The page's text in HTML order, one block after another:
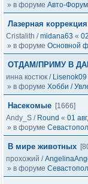
» в форуме Авто-Форум
Лазерная
Cristalith /midana63 «
» в форуме Основной
ОТДАМ/ПРИМУ В
инна костюк / Lisenok09
» в форуме Хобби /
Насекомые [1666]
Andy_S / Round « 01
» в форуме
В мире животных
прохожий /
» в форуме